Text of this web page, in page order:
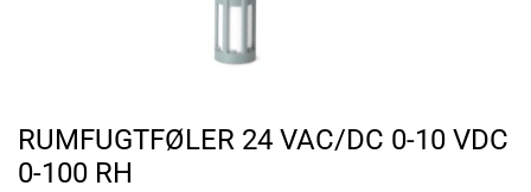
RUMFUGTFØLER 24 VAC/DC 0-10 VDC
0-100 RH